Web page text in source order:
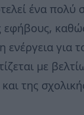
ένα πολύ
εφήβους,
ενέργεια για
με
της